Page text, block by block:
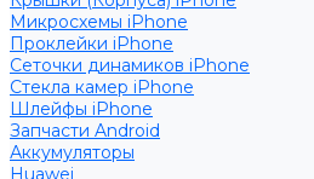
Микросхемы iPhone
Проклейки iPhone
Сеточки динамиков iPhone
Стекла камер iPhone
Шлейфы iPhone
Запчасти Android
Аккумуляторы
Huawei